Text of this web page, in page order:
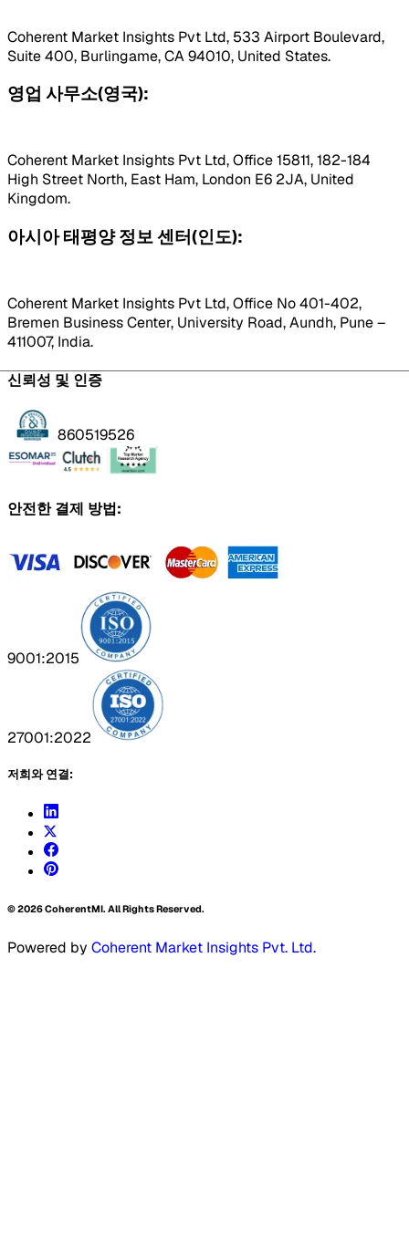
Coherent Market Insights Pvt Ltd, 533 Airport Boulevard,
Suite 400, Burlingame, CA 94010, United States.
영업 사무소(영국):
Coherent Market Insights Pvt Ltd, Office 15811, 182-184
High Street North, East Ham, London E6 2JA, United
Kingdom.
아시아 태평양 정보 센터(인도):
Coherent Market Insights Pvt Ltd, Office No 401-402,
Bremen Business Center, University Road, Aundh, Pune –
411007, India.
신뢰성 및 인증
860519526
안전한 결제 방법:
9001:2015
27001:2022
저희와 연결:
©2026CoherentMI. All Rights Reserved.
Powered by Coherent Market Insights Pvt. Ltd.